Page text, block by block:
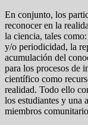
En conjunto, los
reconocer en la
la ciencia, tales
y/o periodicidad, la
acumulación del
para los procesos de
científico como
realidad. Todo ello
los estudiantes y una
miembros